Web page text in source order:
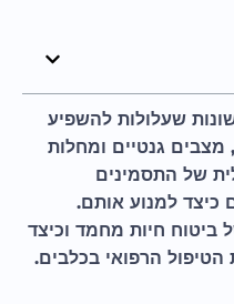
שעלולות להשפיע
מצבים גנטיים ומחלות
של התסמינים
כיצד למנוע אותם.
ביטוח חיות מחמד וכיצד
הטיפול הרפואי בכלבים.